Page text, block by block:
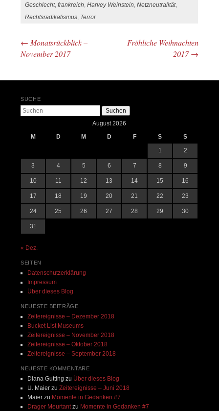
Geschlecht,frankreich,Harvey Weinstein,Netzneutralität,
Rechtsradikalismus, Terror
Beitrags-Navigation
← Monatsrückblick –
November 2017
Fröhliche Weihnachten
2017→
SUCHE
Suchen
August 2026
M
D M D F S
S
1
2
3 4 5 6 7 8 9
10 11 12 13 14 15 16
17 18 19 20 21 22 23
24 25 26 27 28 29 30
31
« Dez.
SEITEN
Datenschutzerklärung
Impressum
Über dieses Blog
NEUESTE BEITRÄGE
Zeitereignisse – Dezember 2018
Bucket List Museums
Zeitereignisse – November 2018
Zeitereignisse – Oktober 2018
Zeitereignisse – September 2018
NEUESTE KOMMENTARE
Diana Gutting zu Über dieses Blog
U. Maierzu Zeitereignisse – Juni 2018
Maierzu Momente in Gedanken #7
Drager Meurtantzu Momente in Gedanken #7